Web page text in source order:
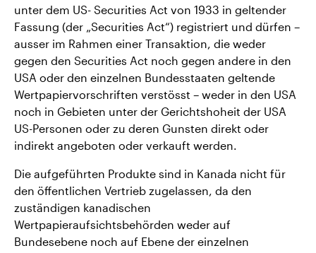
unter dem US- Securities Act von 1933 in geltender
Fassung (der „Securities Act“) registriert und dürfen –
ausser im Rahmen einer Transaktion, die weder
gegen den Securities Act noch gegen andere in den
USA oder den einzelnen Bundesstaaten geltende
Wertpapiervorschriften verstösst – weder in den USA
noch in Gebieten unter der Gerichtshoheit der USA
US-Personen oder zu deren Gunsten direkt oder
indirekt angeboten oder verkauft werden.
Die aufgeführten Produkte sind in Kanada nicht für
den öffentlichen Vertrieb zugelassen, da den
zuständigen kanadischen
Wertpapieraufsichtsbehörden weder auf
Bundesebene noch auf Ebene der einzelnen